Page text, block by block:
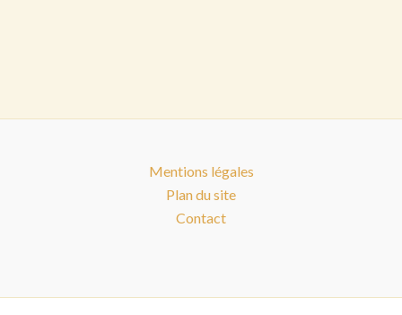
Mentions légales
Plan du site
Contact